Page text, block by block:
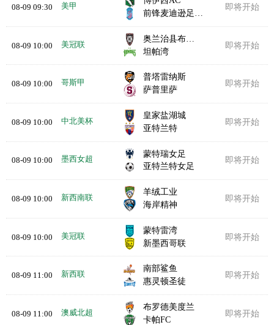
08-09 09:30 美甲
前锋麦迪逊足球俱乐部
即将开始
08-09 10:00 美冠联
奥兰治县布鲁斯
坦帕湾
即将开始
08-09 10:00 哥斯甲
普塔雷纳斯
萨普里萨
即将开始
08-09 10:00 中北美杯
皇家盐湖城
亚特兰特
即将开始
08-09 10:00 墨西女超
蒙特瑞女足
亚特兰特女足
即将开始
08-09 10:00 新西南联
羊绒工业
海岸精神
即将开始
08-09 10:00 美冠联
蒙特雷湾
新墨西哥联
即将开始
08-09 11:00 新西联
南部鲨鱼
惠灵顿圣徒
即将开始
08-09 11:00 澳威北超
布罗德美度兰
卡帕FC
即将开始